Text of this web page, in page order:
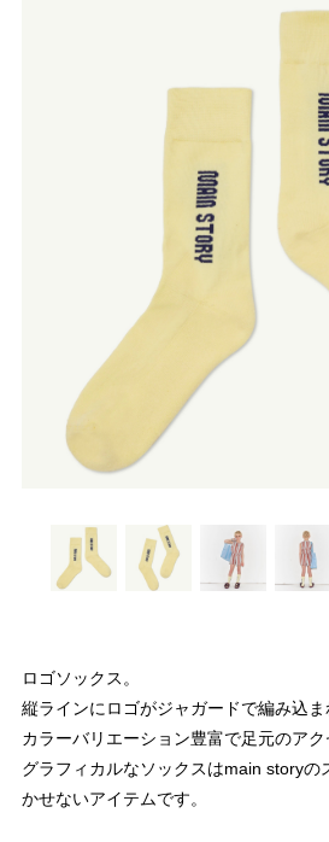
ロゴソックス。
縦ラインにロゴがジャガードで編み込ま
カラーバリエーション豊富で足元のアク
グラフィカルなソックスはmain storyの
かせないアイテムです。